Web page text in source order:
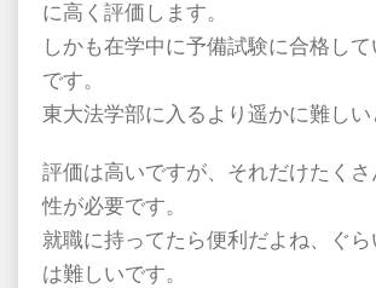
に高く評価します。
しかも在学中に予備試験に合格し
です。
東大法学部に入るより遥かに難しい
評価は高いですが、それだけたく
性が必要です。
就職に持ってたら便利だよね、ぐ
は難しいです。